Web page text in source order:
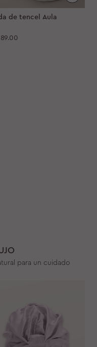
de tencel Aula
89.00
para un cuidado